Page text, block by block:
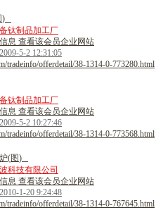
)
钛制品加工厂
息 查看该会员企业网站
5-2 12:31:05
tradeinfo/offerdetail/38-1314-0-773280.html
钛制品加工厂
息 查看该会员企业网站
5-2 10:27:46
tradeinfo/offerdetail/38-1314-0-773568.html
炉(图)
科技有限公司
息 查看该会员企业网站
1-20 9:24:48
tradeinfo/offerdetail/38-1314-0-767645.html